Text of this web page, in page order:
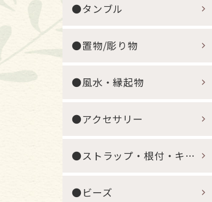
●タンブル
●置物/彫り物
●風水・縁起物
●アクセサリー
●ストラップ・根付・キーホルダー
●ビーズ